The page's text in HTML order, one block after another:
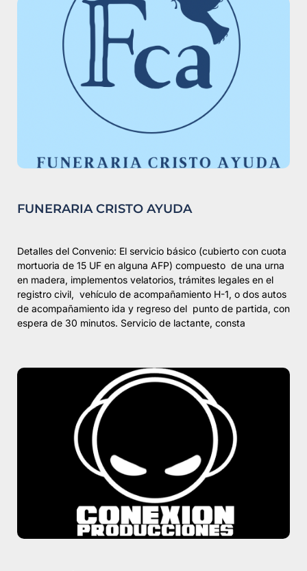
FUNERARIA CRISTO AYUDA
Detalles del Convenio: El servicio básico (cubierto con cuota
mortuoria de 15 UF en alguna AFP) compuesto de una urna
en madera, implementos velatorios, trámites legales en el
registro civil, vehículo de acompañamiento H-1, o dos autos
de acompañamiento ida y regreso del punto de partida, con
espera de 30 minutos. Servicio de lactante, consta